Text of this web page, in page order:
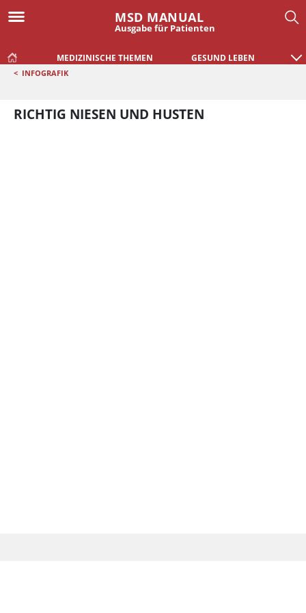
MSD MANUAL
Ausgabe für Patienten
MEDIZINISCHE THEMEN GESUND LEBEN
< INFOGRAFIK
RICHTIG NIESEN UND HUSTEN